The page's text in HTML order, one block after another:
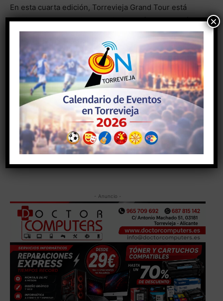
En esta cuarta edición, Torrevieja Grand Tour está
dirigido por las arquitectas Mireia Luzárraga y María
José Marcos, ambas profesoras de Proyectos
Arquitectónicos en la Universidad de Alicante y
también docentes en la Universidad Andrés Bello de
Chile y el Instituto de Arquitectura Avanzada de
Cataluña. El equipo de docentes recién titulados que
forman parte de este equipo multigeneracional son
Juanma López, Gemma Santo, Sara Serna, Beatriz
Arranz y Jonathan Berna. Todos ellos acaban de
terminar la carrera de Arquitectura de forma destacada,
por lo que han sido seleccionados para formar parte de
este grupo de trabajo.
- Anuncio -
×